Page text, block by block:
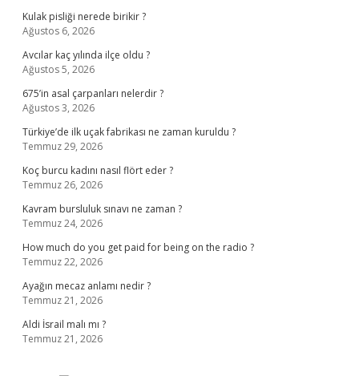
Kulak pisliği nerede birikir ?
Ağustos 6, 2026
Avcılar kaç yılında ilçe oldu ?
Ağustos 5, 2026
675’in asal çarpanları nelerdir ?
Ağustos 3, 2026
Türkiye’de ilk uçak fabrikası ne zaman kuruldu ?
Temmuz 29, 2026
Koç burcu kadını nasıl flört eder ?
Temmuz 26, 2026
Kavram bursluluk sınavı ne zaman ?
Temmuz 24, 2026
How much do you get paid for being on the radio ?
Temmuz 22, 2026
Ayağın mecaz anlamı nedir ?
Temmuz 21, 2026
Aldi İsrail malı mı ?
Temmuz 21, 2026